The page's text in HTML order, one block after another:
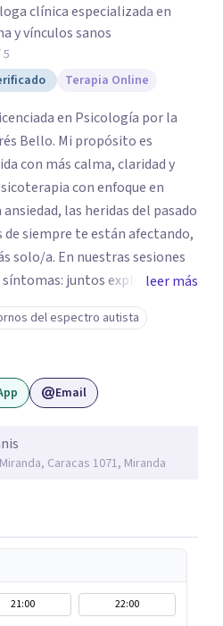
clínica especializada en
y vínculos sanos
Terapia Online
en Psicología por la
Bello. Mi propósito es
con más calma, claridad y
con enfoque en
siempre te están afectando,
solo/a. En nuestras sesiones
juntos exploraremos
comprendiendo cómo tus
tu historia. Quizás te
en los demás o repites
O tal vez buscas
y acompañar mejor a tus
Si sientes que
tu historia, estaré para
leer más
del espectro autista
Email
Caracas 1071, Miranda
21:00
22:00